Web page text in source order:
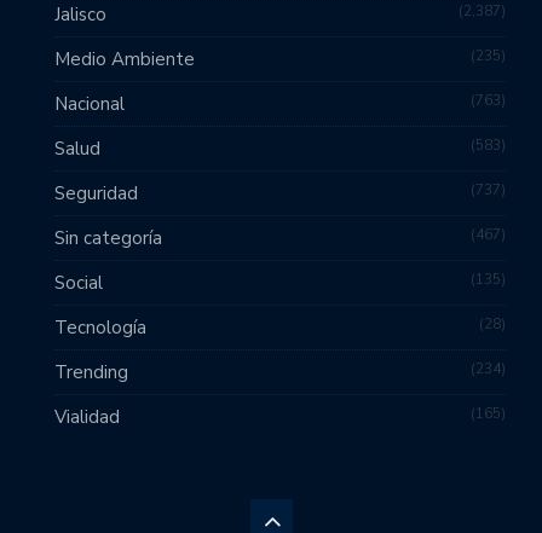
Jalisco 2,387
Medio Ambiente 235
Nacional 763
Salud 583
Seguridad 737
Sin categoría 467
Social 135
Tecnología 28
Trending 234
Vialidad 165